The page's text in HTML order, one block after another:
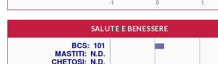
SALUTE E BENESSERE